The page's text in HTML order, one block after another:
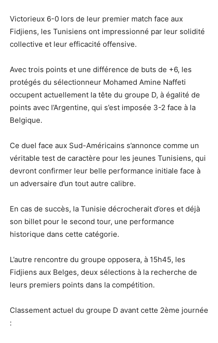
Victorieux 6-0 lors de leur premier match face aux
Fidjiens, les Tunisiens ont impressionné par leur solidité
collective et leur efficacité offensive.
Avec trois points et une différence de buts de +6, les
protégés du sélectionneur Mohamed Amine Naffeti
occupent actuellement la tête du groupe D, à égalité de
points avec l’Argentine, qui s’est imposée 3-2 face à la
Belgique.
Ce duel face aux Sud-Américains s’annonce comme un
véritable test de caractère pour les jeunes Tunisiens, qui
devront confirmer leur belle performance initiale face à
un adversaire d’un tout autre calibre.
En cas de succès, la Tunisie décrocherait d’ores et déjà
son billet pour le second tour, une performance
historique dans cette catégorie.
L’autre rencontre du groupe opposera, à 15h45, les
Fidjiens aux Belges, deux sélections à la recherche de
leurs premiers points dans la compétition.
Classement actuel du groupe D avant cette 2ème journée
: